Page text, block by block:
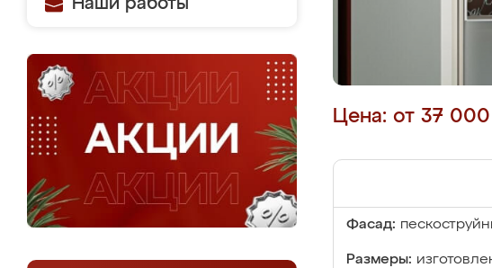
Наши работы
Цена: от 37
Фасад:
Размеры: